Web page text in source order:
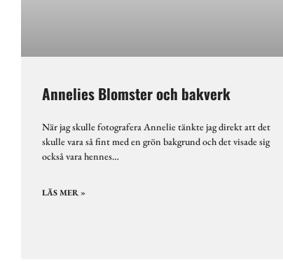
Annelies Blomster och bakverk
När jag skulle fotografera Annelie tänkte jag direkt att det
skulle vara så fint med en grön bakgrund och det visade sig
också vara hennes…
LÄS MER »